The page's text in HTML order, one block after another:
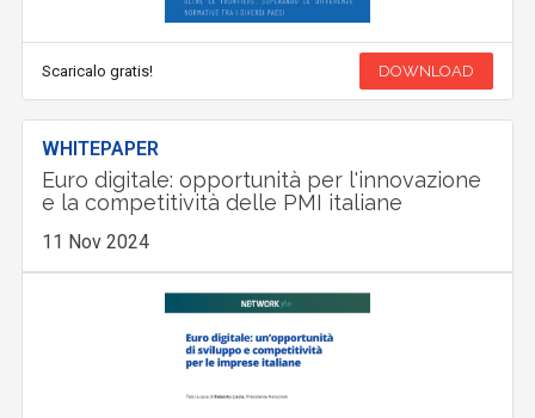
Scaricalo gratis! DOWNLOAD
WHITEPAPER
Euro digitale: opportunità per l'innovazione
e la competitività delle PMI italiane
11 Nov 2024